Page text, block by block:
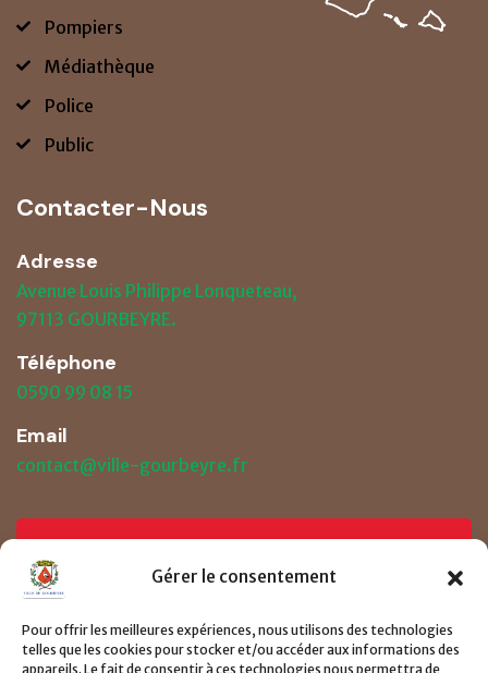
Gérer le consentement
Pour offrir les meilleures expériences, nous utilisons des technologies
telles que les cookies pour stocker et/ou accéder aux informations des
appareils. Le fait de consentir à ces technologies nous permettra de
Pompiers
Médiathèque
Police
Public
Contacter-Nous
Adresse
Avenue Louis Philippe Lonqueteau,
97113 GOURBEYRE.
Téléphone
0590 99 08 15
Email
contact@ville-gourbeyre.fr
Prendre un RDV
Consulter le page de demande de RDV ici